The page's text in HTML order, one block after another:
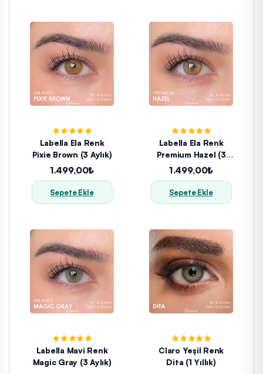
Labella Ela Renk
Pixie Brown (3 Aylık)
1.499,00₺
Sepete Ekle
Labella Ela Renk
Premium Hazel (3
Aylık)
1.499,00₺
Sepete Ekle
Labella Mavi Renk
Magic Gray (3 Aylık)
Claro Yeşil Renk
Dita (1 Yıllık)